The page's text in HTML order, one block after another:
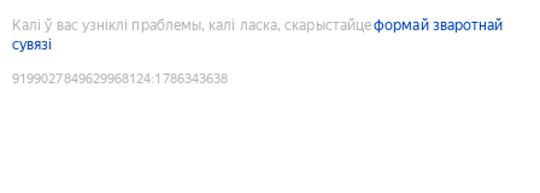
Калі ў вас узніклі праблемы, калі ласка, скарыстайцеформай зваротнай
сувязі
9199027849629968124:1786343638